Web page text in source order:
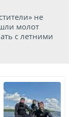
не
молот
с летними